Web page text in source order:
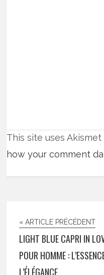
This site uses
how your comment
« ARTICLE PRÉCÉDENT
LIGHT BLUE CAPRI IN
POUR HOMME :
L’ÉLÉGANCE